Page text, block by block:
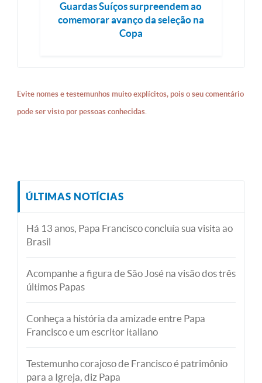
Guardas Suíços surpreendem ao
comemorar avanço da seleção na
Copa
Evite nomes e testemunhos muito explícitos, pois o seu comentário
pode ser visto por pessoas conhecidas.
ÚLTIMAS NOTÍCIAS
Há 13 anos, Papa Francisco concluía sua visita ao
Brasil
Acompanhe a figura de São José na visão dos três
últimos Papas
Conheça a história da amizade entre Papa
Francisco e um escritor italiano
Testemunho corajoso de Francisco é patrimônio
para a Igreja, diz Papa